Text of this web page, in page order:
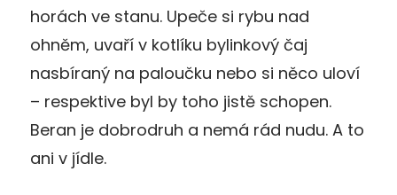
horách ve stanu. Upeče si rybu nad
ohněm, uvaří v kotlíku bylinkový čaj
nasbíraný na paloučku nebo si něco uloví
– respektive byl by toho jistě schopen.
Beran je dobrodruh a nemá rád nudu. A to
ani v jídle.